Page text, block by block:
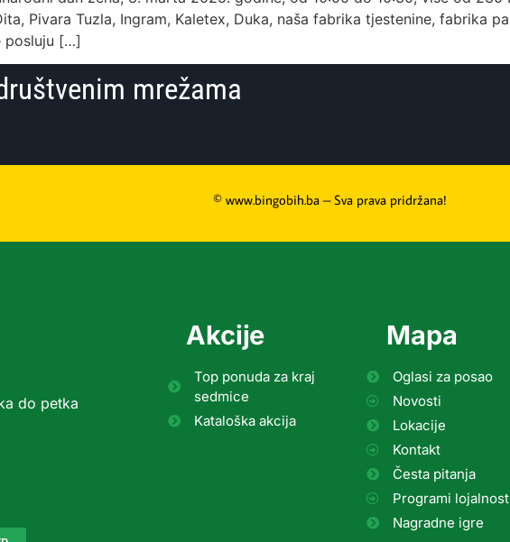
Pivara Tuzla, Ingram, Kaletex, Duka, naša fabrika tjestenine, fabrika
posluju […]
mrežama
© www.bingobih.ba – Sva prava pridržana!
do petka
Akcije
Top ponuda za kraj
sedmice
Kataloška akcija
Mapa
Oglasi za posao
Novosti
Lokacije
Kontakt
Česta pitanja
Programi
Nagradne igre